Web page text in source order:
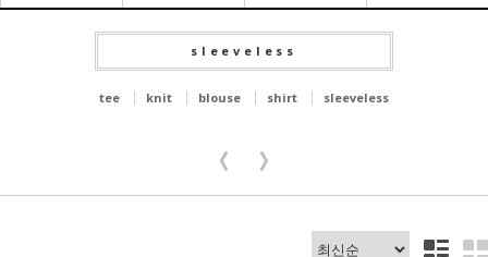
sleeveless
tee knit blouse shirt sleeveless